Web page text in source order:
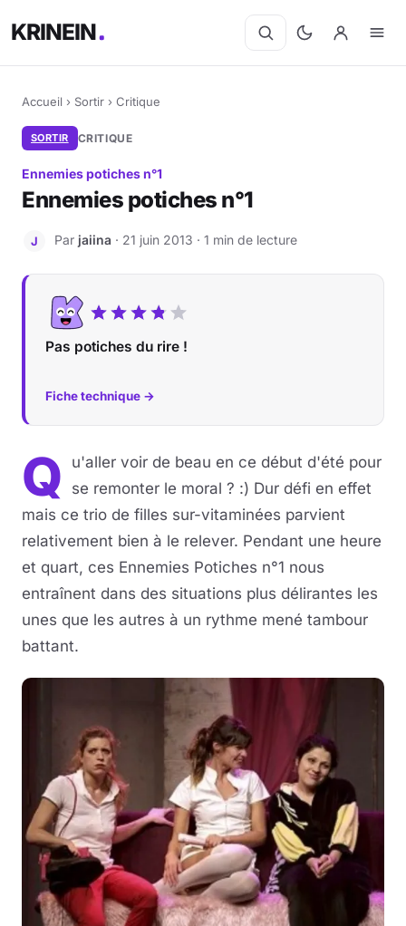
KRINEIN
Accueil › Sortir › Critique
SORTIR CRITIQUE
Ennemies potiches n°1
Ennemies potiches n°1
J Par jaiina · 21 juin 2013 · 1 min de lecture
Pas potiches du rire !
Fiche technique →
Q
u'aller voir de beau en ce début d'été pour
se remonter le moral ? :) Dur défi en effet
mais ce trio de filles sur-vitaminées parvient
relativement bien à le relever. Pendant une heure
et quart, ces Ennemies Potiches n°1 nous
entraînent dans des situations plus délirantes les
unes que les autres à un rythme mené tambour
battant.